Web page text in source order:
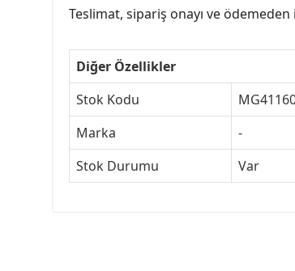
Teslimat, sipariş onayı ve ödemeden
Diğer Özellikler
Stok Kodu
Marka
-
Stok Durumu
Var